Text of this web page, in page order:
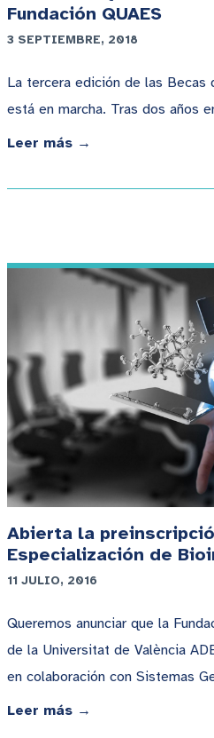
Fundación QUAES
3 SEPTIEMBRE, 2018
La tercera edición de las Becas
está en marcha. Tras dos años
Leer más →
Abierta la
Especialización de
11 JULIO, 2016
Queremos anunciar que la
de la Universitat de València
en colaboración con Sistemas
Leer más →